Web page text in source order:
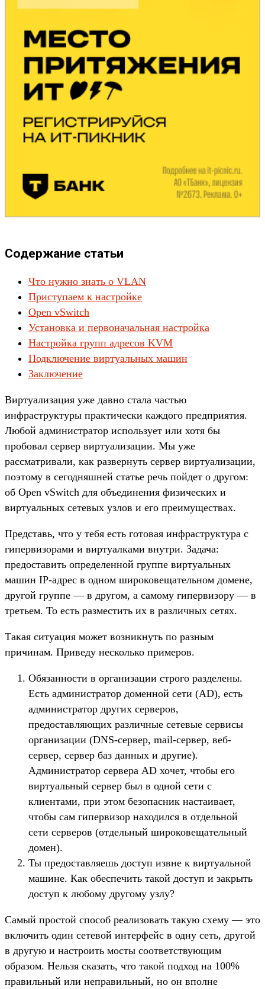
Содержание статьи
Что нужно знать о VLAN
Приступаем к настройке
Open vSwitch
Установка и первоначальная настройка
Настройка групп адресов KVM
Подключение виртуальных машин
Заключение
Виртуализация уже давно стала частью
инфраструктуры практически каждого предприятия.
Любой администратор использует или хотя бы
пробовал сервер виртуализации. Мы уже
рассматривали, как развернуть сервер виртуализации,
поэтому в сегодняшней статье речь пойдет о другом:
об Open vSwitch для объединения физических и
виртуальных сетевых узлов и его преимуществах.
Представь, что у тебя есть готовая инфраструктура с
гипервизорами и виртуалками внутри. Задача:
предоставить определенной группе виртуальных
машин IP-адрес в одном широковещательном домене,
другой группе — в другом, а самому гипервизору — в
третьем. То есть разместить их в различных сетях.
Такая ситуация может возникнуть по разным
причинам. Приведу несколько примеров.
Обязанности в организации строго разделены.
Есть администратор доменной сети (AD), есть
администратор других серверов,
предоставляющих различные сетевые сервисы
организации (DNS-сервер, mail-сервер, веб-
сервер, сервер баз данных и другие).
Администратор сервера AD хочет, чтобы его
виртуальный сервер был в одной сети с
клиентами, при этом безопасник настаивает,
чтобы сам гипервизор находился в отдельной
сети серверов (отдельный широковещательный
домен).
Ты предоставляешь доступ извне к виртуальной
машине. Как обеспечить такой доступ и закрыть
доступ к любому другому узлу?
Самый простой способ реализовать такую схему — это
включить один сетевой интерфейс в одну сеть, другой
в другую и настроить мосты соответствующим
образом. Нельзя сказать, что такой подход на 100%
правильный или неправильный, но он вполне